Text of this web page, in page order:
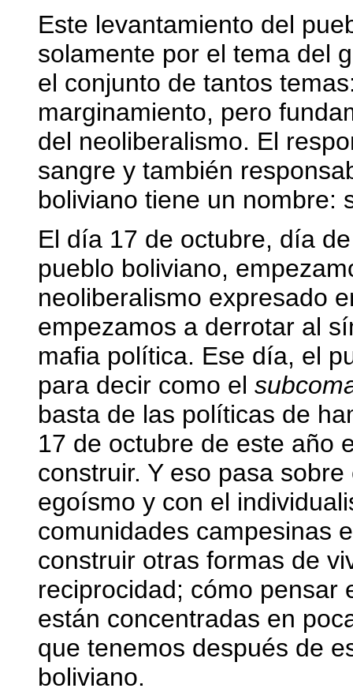
Este levantamiento del
solamente por el tema del
el conjunto de tantos
marginamiento, pero
del neoliberalismo. El
sangre y también
boliviano tiene un nombre:
El día 17 de octubre, día
pueblo boliviano,
neoliberalismo expresado
empezamos a derrotar al
mafia política. Ese día, el
para decir como el
basta de las políticas de
17 de octubre de este año
construir. Y eso pasa
egoísmo y con el
comunidades campesinas
construir otras formas de
reciprocidad; cómo pensar
están concentradas en
que tenemos después de
boliviano.